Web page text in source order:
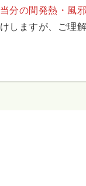
当分の間発熱・風
しますが、ご理